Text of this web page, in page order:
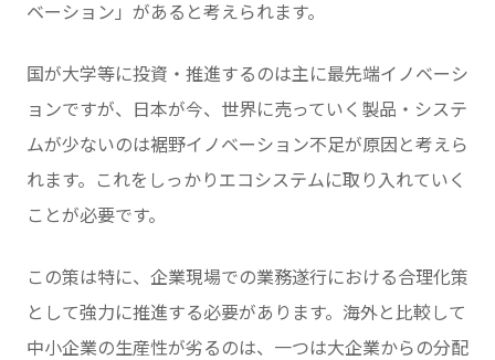
ベーション」があると考えられます。
国が大学等に投資・推進するのは主に最先端イノベーシ
ョンですが、日本が今、世界に売っていく製品・システ
ムが少ないのは裾野イノベーション不足が原因と考えら
れます。これをしっかりエコシステムに取り入れていく
ことが必要です。
この策は特に、企業現場での業務遂行における合理化策
として強力に推進する必要があります。海外と比較して
中小企業の生産性が劣るのは、一つは大企業からの分配